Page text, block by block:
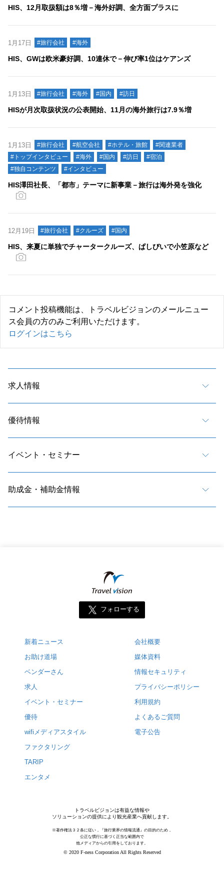
HIS、12月取扱額は8％増－海外好調、全方面プラスに
1月17日 #旅行会社 #海外
HIS、GWは欧米豪好調、10連休で－伸び率1位はケアンズ
1月13日 #旅行会社 #海外 #国内 #訪日
HISが月次取扱状況の公表開始、11月の海外旅行は7.9％増
1月13日 #旅行会社 #航空会社 #ホテル・旅館
#関連業者
#トップインタビュー
#海外 #国内 #訪日
#宿泊
#独自コンテンツ
#インタビュー
HIS澤田社長、「都市」テーマに新事業－旅行は海外発を強化
12月19日 #旅行会社 #クルーズ #国内
HIS、来夏に単独でチャータークルーズ、ぱしびいで小笠原など
コメント投稿機能は、トラベルビジョンのメールニュー
ス会員の方のみご利用いただけます。
ログインはこちら
求人情報
優待情報
イベント・セミナー
助成金・補助金情報
フォローする
新着ニュース
お助け道場
ベンダーさん
求人
イベント・セミナー
優待
wifiメディアスタイル
ファクタリング
TARIP
エンタメ
会社概要
媒体資料
情報セキュリティ
プライバシーポリシー
利用規約
よくあるご質問
電子公告
トラベルビジョンは有益な情報や
ソリューションの提供により観光産業へ貢献します。
※著作権法３２条に従い，『旅行業界の情報流通』の目的のため，
公正な慣行に基づく正当な範囲内で
他メディアからの引用をしております。
© 2020 F-ness Corporation All Rights Reserved